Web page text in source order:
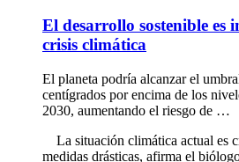
El desarrollo sostenible es
crisis climática
El planeta podría alcanzar el
centígrados por encima de los
2030, aumentando el riesgo de …
La situación climática actual es
medidas drásticas, afirma el